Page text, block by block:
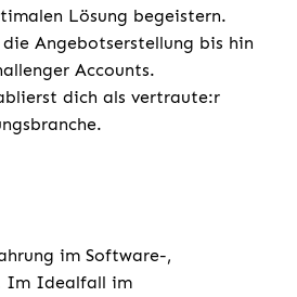
Lösung begeistern.
Angebotserstellung bis hin
Accounts.
dich als vertraute:r
im Software-,
Im Idealfall im